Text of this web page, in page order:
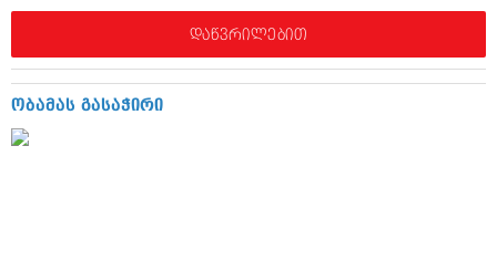
ივლისი 2009 (118)
თებერვალი 0216 (1)
დეკემბერი 0215 (1)
აგვისტო 0215 (2)
დაწვრილებით
ობამას გასაჭირი